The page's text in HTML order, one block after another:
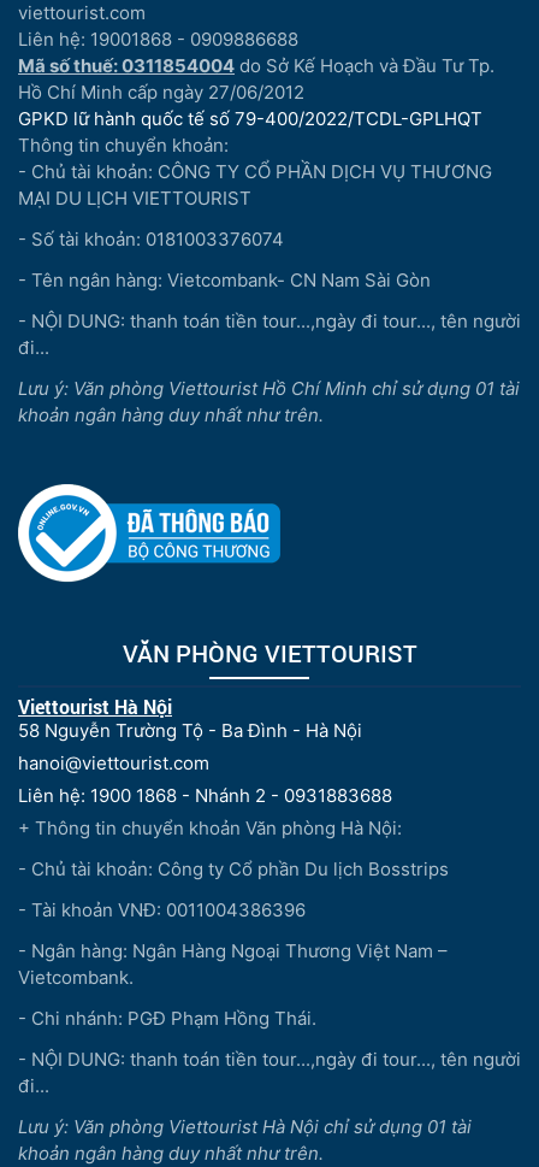
viettourist.com
Liên hệ: 19001868 - 0909886688
Mã số thuế: 0311854004 do Sở Kế Hoạch và Đầu Tư Tp.
Hồ Chí Minh cấp ngày 27/06/2012
GPKD lữ hành quốc tế số 79-400/2022/TCDL-GPLHQT
Thông tin chuyển khoản:
- Chủ tài khoản: CÔNG TY CỔ PHẦN DỊCH VỤ THƯƠNG
MẠI DU LỊCH VIETTOURIST
- Số tài khoản: 0181003376074
- Tên ngân hàng: Vietcombank- CN Nam Sài Gòn
- NỘI DUNG: thanh toán tiền tour...,ngày đi tour..., tên người
đi...
Lưu ý: Văn phòng Viettourist Hồ Chí Minh chỉ sử dụng 01 tài
khoản ngân hàng duy nhất như trên.
VĂN PHÒNG VIETTOURIST
Viettourist Hà Nội
58 Nguyễn Trường Tộ - Ba Đình - Hà Nội
hanoi@viettourist.com
Liên hệ: 1900 1868 - Nhánh 2 - 0931883688
+ Thông tin chuyển khoản Văn phòng Hà Nội:
- Chủ tài khoản: Công ty Cổ phần Du lịch Bosstrips
- Tài khoản VNĐ: 0011004386396
- Ngân hàng: Ngân Hàng Ngoại Thương Việt Nam –
Vietcombank.
- Chi nhánh: PGĐ Phạm Hồng Thái.
- NỘI DUNG: thanh toán tiền tour...,ngày đi tour..., tên người
đi...
Lưu ý: Văn phòng Viettourist Hà Nội chỉ sử dụng 01 tài
khoản ngân hàng duy nhất như trên.